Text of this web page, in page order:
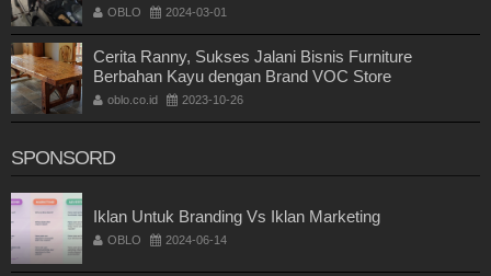
OBLO 2024-03-01
Cerita Ranny, Sukses Jalani Bisnis Furniture
Berbahan Kayu dengan Brand VOC Store
oblo.co.id 2023-10-26
SPONSORD
Iklan Untuk Branding Vs Iklan Marketing
OBLO 2024-06-14